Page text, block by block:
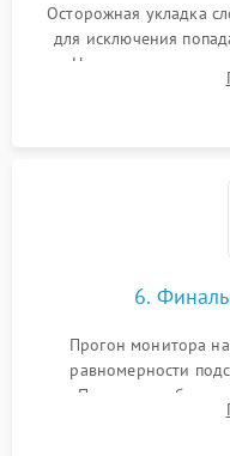
Осторожная укладка
для исключения
Надежное
аккуратное
6.
Прогон монитора
равномерности
Проверка
DisplayPort, VGA) и